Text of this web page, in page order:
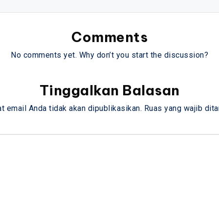
Comments
No comments yet. Why don’t you start the discussion?
Tinggalkan Balasan
email Anda tidak akan dipublikasikan. Ruas yang wajib